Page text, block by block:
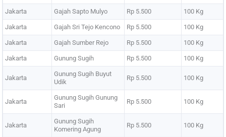
Jakarta Gajah Sapto Mulyo Rp 5.500 100 Kg
Jakarta Gajah Sri Tejo Kencono Rp 5.500 100 Kg
Jakarta Gajah Sumber Rejo Rp 5.500 100 Kg
Jakarta Gunung Sugih Rp 5.500 100 Kg
Jakarta
Gunung Sugih Buyut
Udik
Rp 5.500 100 Kg
Jakarta
Gunung Sugih Gunung
Sari
Rp 5.500 100 Kg
Jakarta
Gunung Sugih
Komering Agung
Rp 5.500 100 Kg